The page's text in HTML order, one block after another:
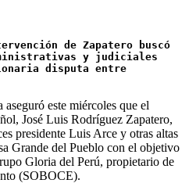
de Zapatero buscó
y judiciales
disputa entre
este miércoles que el
José Luis Rodríguez Zapatero,
presidente Luis Arce y otras altas
Grande del Pueblo con el objetivo
Gloria del Perú, propietario de
(SOBOCE).